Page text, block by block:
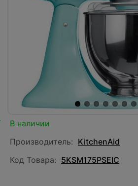
В наличии
Производитель: KitchenAid
Код Товара: 5KSM175PSEIC